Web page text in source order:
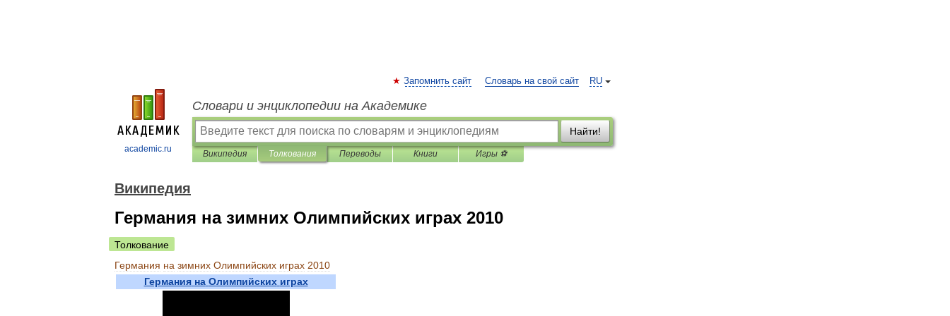
academic.ru
RU
Запомнить сайт Словарь на свой сайт
Словари и энциклопедии на Академике
Найти!
Википедия Толкования Переводы Книги Игры ⚽
Википедия
Германия на зимних Олимпийских играх 2010
Толкование
Германия на зимних Олимпийских играх 2010
Германия на Олимпийских играх